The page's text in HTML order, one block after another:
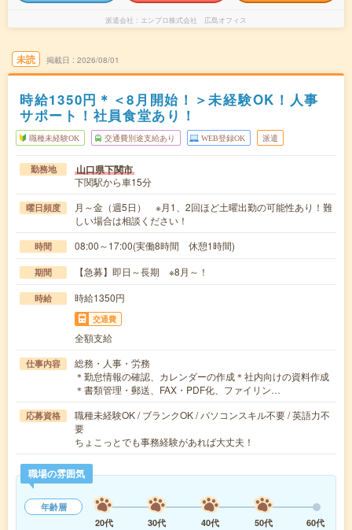
派遣会社 エンプロ株式会社 広島オフィス
未読 掲載日 2026/08/01
時給1350円＊＜8月開始！＞未経験OK！人事
サポート！社員食堂あり！
職種未経験OK 交通費別途支給あり WEB登録OK 派遣
勤務地 山口県下関市
下関駅から車15分
曜日頻度
月～金（週5日） ※月1、2回ほど土曜出勤の可能性あり！難
しい場合は相談ください！
時間 08:00～17:00(実働8時間 休憩1時間)
期間 【急募】即日～長期 ※8月～！
時給 時給1350円
交通費
全額支給
仕事内容
総務・人事・労務
＊勤怠情報の確認、カレンダーの作成＊社内向けの資料作成
＊書類管理・郵送、FAX・PDF化、ファイリン…
応募資格
職種未経験OK / ブランクOK / パソコンスキル不要 / 英語力不
要
ちょこっとでも事務経験があれば大丈夫！
職場の雰囲気
年齢層
20代
30代 40代 50代
60代